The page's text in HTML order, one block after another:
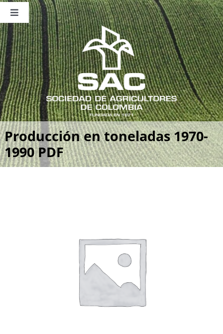
Saltar
contenido
Toggle
Navigation
Nosotros
Publicaciones
Sala de Prensa
Eventos
Producción en toneladas 1970-
1990 PDF